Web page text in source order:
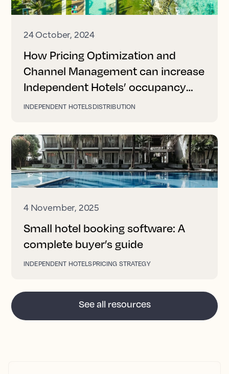
24 October, 2024
How Pricing Optimization and
Channel Management can increase
Independent Hotels’ occupancy
and revenue
INDEPENDENT HOTELSDISTRIBUTION
4 November, 2025
Small hotel booking software: A
complete buyer’s guide
INDEPENDENT HOTELSPRICING STRATEGY
See all resources